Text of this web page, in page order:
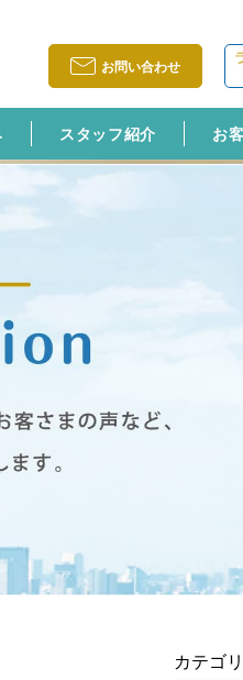
お問い合わせ
スタッフ紹介 お
カテゴ